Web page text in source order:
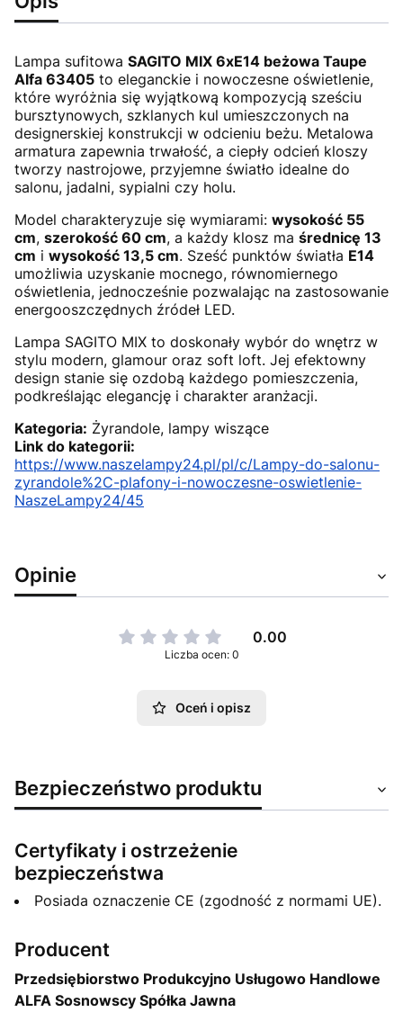
Lampa sufitowa SAGITO MIX 6xE14 beżowa Taupe
Alfa 63405 to eleganckie i nowoczesne oświetlenie,
które wyróżnia się wyjątkową kompozycją sześciu
bursztynowych, szklanych kul umieszczonych na
designerskiej konstrukcji w odcieniu beżu. Metalowa
armatura zapewnia trwałość, a ciepły odcień kloszy
tworzy nastrojowe, przyjemne światło idealne do
salonu, jadalni, sypialni czy holu.
Model charakteryzuje się wymiarami: wysokość 55
cm, szerokość 60 cm, a każdy klosz ma średnicę 13
cm i wysokość 13,5 cm. Sześć punktów światła E14
umożliwia uzyskanie mocnego, równomiernego
oświetlenia, jednocześnie pozwalając na zastosowanie
energooszczędnych źródeł LED.
Lampa SAGITO MIX to doskonały wybór do wnętrz w
stylu modern, glamour oraz soft loft. Jej efektowny
design stanie się ozdobą każdego pomieszczenia,
podkreślając elegancję i charakter aranżacji.
Kategoria: Żyrandole, lampy wiszące
Link do kategorii:
https://www.naszelampy24.pl/pl/c/Lampy-do-salonu-
zyrandole%2C-plafony-i-nowoczesne-oswietlenie-
NaszeLampy24/45
Opinie
0.00
Liczba ocen: 0
Oceń i opisz
Bezpieczeństwo produktu
Certyfikaty i ostrzeżenie
bezpieczeństwa
Posiada oznaczenie CE (zgodność z normami UE).
Producent
Przedsiębiorstwo Produkcyjno Usługowo Handlowe
ALFA Sosnowscy Spółka Jawna